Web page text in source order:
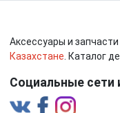
Аксессуары и
Казахстане . Каталог
Социальные сети